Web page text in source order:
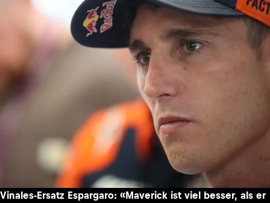
Vinales-Ersatz Espargaro: «Maverick ist viel besser, als er